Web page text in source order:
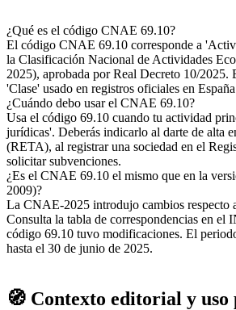
¿Qué es el código CNAE 69.10?
El código CNAE 69.10 corresponde a
la Clasificación Nacional de Actividades
2025), aprobada por Real Decreto 10/2025.
'Clase' usado en registros oficiales en
¿Cuándo debo usar el CNAE 69.10?
Usa el código 69.10 cuando tu actividad
jurídicas'. Deberás indicarlo al darte de alta
(RETA), al registrar una sociedad en el
solicitar subvenciones.
¿Es el CNAE 69.10 el mismo que en la
2009)?
La CNAE-2025 introdujo cambios respecto
Consulta la tabla de correspondencias en el
código 69.10 tuvo modificaciones. El
hasta el 30 de junio de 2025.
🧭 Contexto editorial y uso